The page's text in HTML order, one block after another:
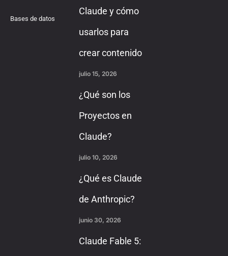
Bases de datos
Claude y cómo
usarlos para
crear contenido
julio 15, 2026
¿Qué son los
Proyectos en
Claude?
julio 10, 2026
¿Qué es Claude
de Anthropic?
junio 30, 2026
Claude Fable 5: